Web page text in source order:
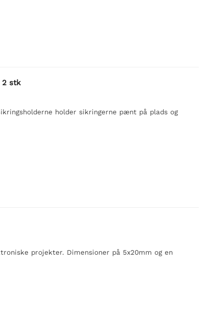
2 stk
holder sikringerne pænt på plads og
projekter. Dimensioner på 5x20mm og en